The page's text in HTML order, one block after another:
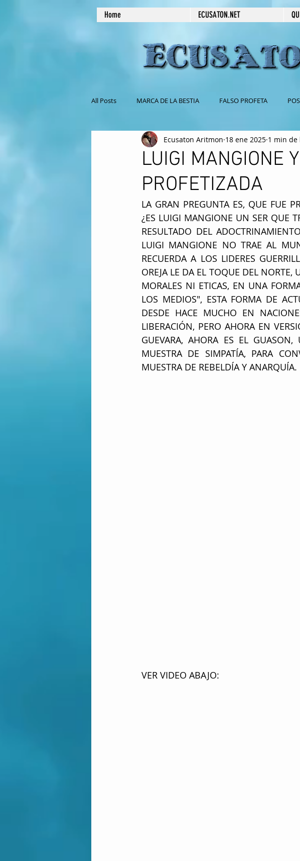
Home ECUSATON.NET
All Posts MARCA DE LA BESTIA FALSO PROFETA
NO COMAS CARNE MASONERIA CATOLICA
EL SABADO ES EL DIA DE REPOSO ESPIRITISMO
LUIGI MANGIONE
PROFETIZADA
Ecusaton Aritmon 18 ene 2025 1 min de
LA GRAN PREGUNTA ES, QUE FUE
¿ES LUIGI MANGIONE UN SER QUE
RESULTADO DEL
LUIGI MANGIONE NO TRAE AL
RECUERDA A LOS LIDERES
OREJA LE DA EL TOQUE DEL NORTE,
MORALES NI ETICAS, EN UNA
LOS MEDIOS", ESTA FORMA DE
DESDE HACE MUCHO EN
LIBERACIÓN, PERO AHORA EN
GUEVARA, AHORA ES EL
MUESTRA DE SIMPATÍA, PARA
MUESTRA DE REBELDÍA Y ANARQUÍA.
VER VIDEO ABAJO: